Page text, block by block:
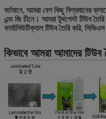
বর্তমানে, আমরা বেশ কিছু বিশ্বমানের
এন্ড জি চীনে। আমরা টুথপেস্ট টিউব
ফার্মাসিউটিক্যাল টিউব তৈরি করি, সিভিএস
কিভাবে আমরা আমাদের টিউব